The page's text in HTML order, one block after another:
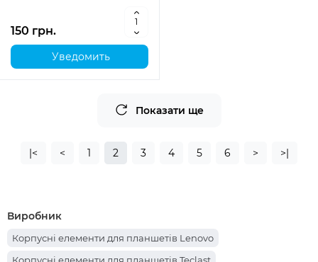
150 грн.
Уведомить
Показати ще
|< < 1 2 3 4 5 6 > >|
Виробник
Корпусні елементи для планшетів Lenovo